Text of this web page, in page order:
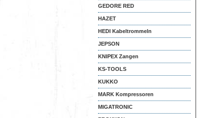
GEDORE RED
HAZET
HEDI Kabeltrommeln
JEPSON
KNIPEX Zangen
KS-TOOLS
KUKKO
MARK Kompressoren
MIGATRONIC